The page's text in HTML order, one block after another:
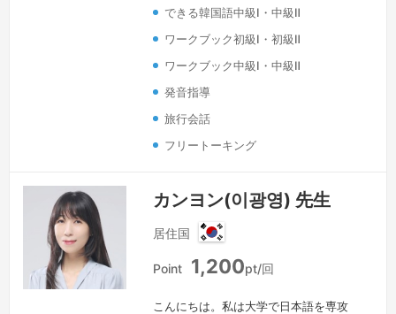
テスト計画及び進行を担当しました。聞
いて話すという参加型訓練を通し、短い
できる韓国語中級Ⅰ・中級Ⅱ
ワークブック初級Ⅰ・初級Ⅱ
ワークブック中級Ⅰ・中級Ⅱ
発音指導
旅行会話
フリートーキング
カンヨン(이광영) 先生
居住国
韓
国
Point 1,200pt/回
こんにちは。私は大学で日本語を専攻